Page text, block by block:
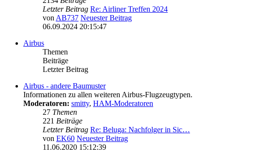
Letzter Beitrag Re: Airliner Treffen 2024
vonAB737 Neuester Beitrag
06.09.2024 20:15:47
Airbus
Themen
Beiträge
Letzter Beitrag
Airbus - andere Baumuster
Informationen zu allen weiteren Airbus-Flugzeugtypen.
Moderatoren: smitty, HAM-Moderatoren
27 Themen
221 Beiträge
Letzter Beitrag Re: Beluga: Nachfolger in Sic…
von EK60 Neuester Beitrag
11.06.2020 15:12:39